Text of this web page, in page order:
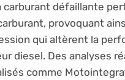
carburant défaillante
provoquant
qui altèrent la
diesel. Des analyses
comme